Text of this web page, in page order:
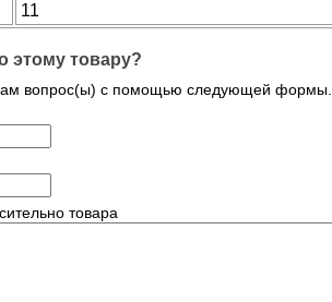
11
этому товару?
вопрос(ы) с помощью следующей формы.
товара